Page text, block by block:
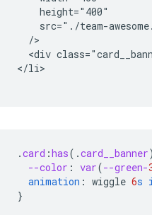
    height="400"
src="./team-
  />
<div
</li>
.card :has( .card__banner)
--color : var(--green-
animation : wiggle 6s
}